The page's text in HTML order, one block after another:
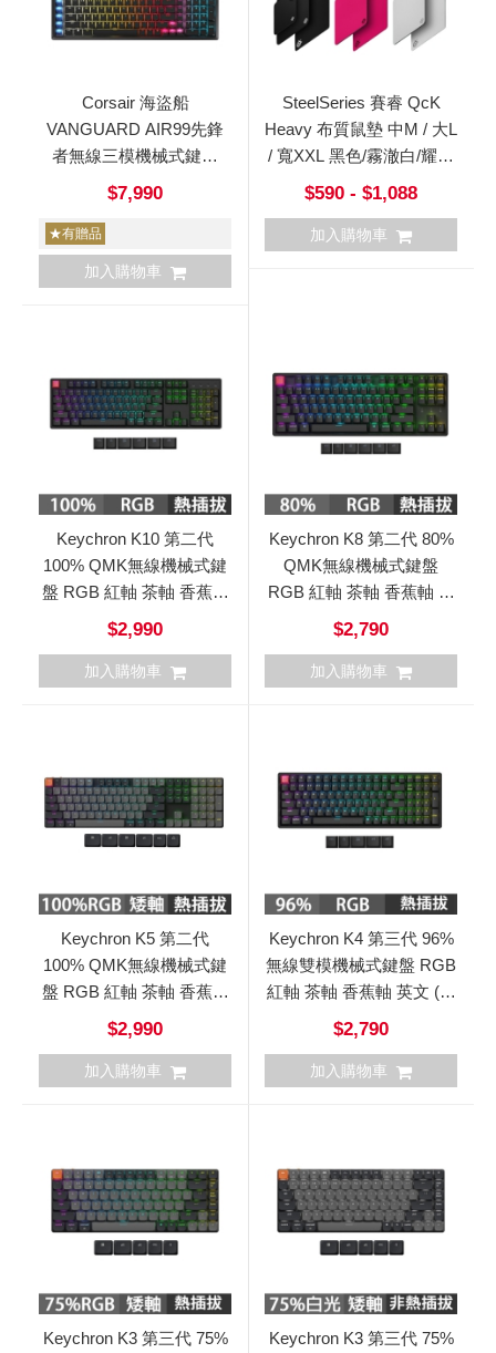
Corsair 海盜船
VANGUARD AIR99先鋒
者無線三模機械式鍵盤
OPX矮光軸
$7,990
★有贈品
加入購物車
SteelSeries 賽睿 QcK
Heavy 布質鼠墊 中M / 大L
/ 寬XXL 黑色/霧澈白/耀澈
桃
$590 - $1,088
加入購物車
Keychron K10 第二代
100% QMK無線機械式鍵
盤 RGB 紅軸 茶軸 香蕉軸
英文 (熱插拔)
$2,990
加入購物車
Keychron K8 第二代 80%
QMK無線機械式鍵盤
RGB 紅軸 茶軸 香蕉軸 英
文 (熱插拔)
$2,790
加入購物車
Keychron K5 第二代
100% QMK無線機械式鍵
盤 RGB 紅軸 茶軸 香蕉軸
英文 (熱插拔)
$2,990
加入購物車
Keychron K4 第三代 96%
無線雙模機械式鍵盤 RGB
紅軸 茶軸 香蕉軸 英文 (熱
插拔)
$2,790
加入購物車
Keychron K3 第三代 75%
Keychron K3 第三代 75%